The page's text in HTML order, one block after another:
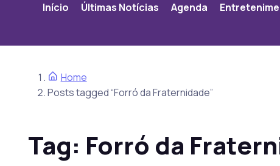
Início Últimas Notícias Agenda
Home
Posts tagged “Forró da Fraternidade”
Tag: Forró da